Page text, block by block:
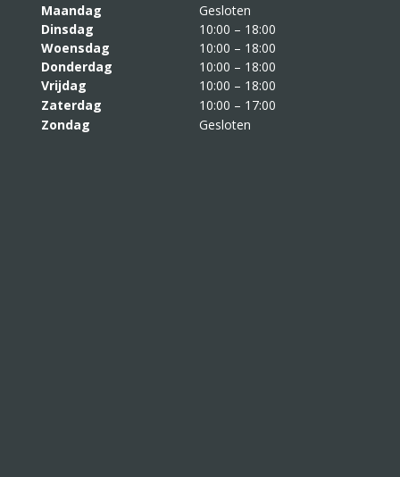
Maandag
Gesloten
Dinsdag
10:00 – 18:00
Woensdag
10:00 – 18:00
Donderdag
10:00 – 18:00
Vrijdag
10:00 – 18:00
Zaterdag
10:00 – 17:00
Zondag
Gesloten